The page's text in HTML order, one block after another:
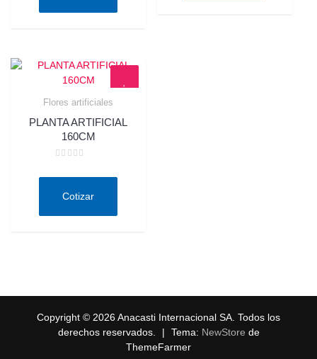
Flores artificiales
PLANTA ARTIFICIAL
160CM
deCotizar
Copyright © 2026 Anacasti Internacional SA. Todos los
derechos reservados.
| Tema: NewStore de
ThemeFarmer